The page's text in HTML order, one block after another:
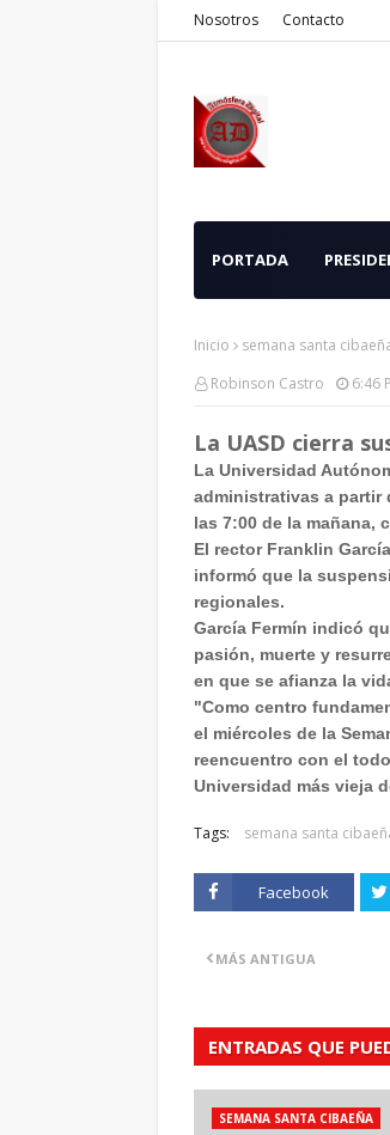
Nosotros Contacto
PORTADA
Inicio
semana santa
Robinson Castro
6:46
La UASD cierra
La Universidad
administrativas a partir
las 7:00 de la mañana,
El rector Franklin
informó que la
regionales.
García Fermín indicó
pasión, muerte y
en que se afianza la
"Como centro
el miércoles de la
reencuentro con el
Universidad más vieja
Tags: semana santa
Facebook
MÁS ANTIGUA
ENTRADAS QUE
SEMANA SANTA CIBAEÑA